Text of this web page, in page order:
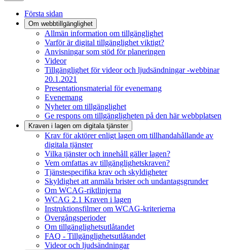
Första sidan
Om webbtillgänglighet
Allmän information om tillgänglighet
Varför är digital tillgänglighet viktigt?
Anvisningar som stöd för planeringen
Videor
Tillgänglighet för videor och ljudsändningar -webbinar
20.1.2021
Presentationsmaterial för evenemang
Evenemang
Nyheter om tillgänglighet
Ge respons om tillgängligheten på den här webbplatsen
Kraven i lagen om digitala tjänster
Krav för aktörer enligt lagen om tillhandahållande av
digitala tjänster
Vilka tjänster och innehåll gäller lagen?
Vem omfattas av tillgänglighetskraven?
Tjänstespecifika krav och skyldigheter
Skyldighet att anmäla brister och undantagsgrunder
Om WCAG-riktlinjerna
WCAG 2.1 Kraven i lagen
Instruktionsfilmer om WCAG-kriterierna
Övergångsperioder
Om tillgänglighetsutlåtandet
FAQ - Tillgänglighetsutlåtandet
Videor och ljudsändningar